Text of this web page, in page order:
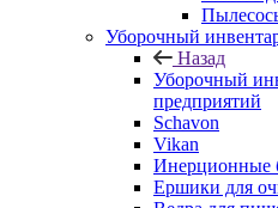
Уборочный
Назад
Уборочный
предприятий
Schavon
Vikan
Инерционные
Ершики для